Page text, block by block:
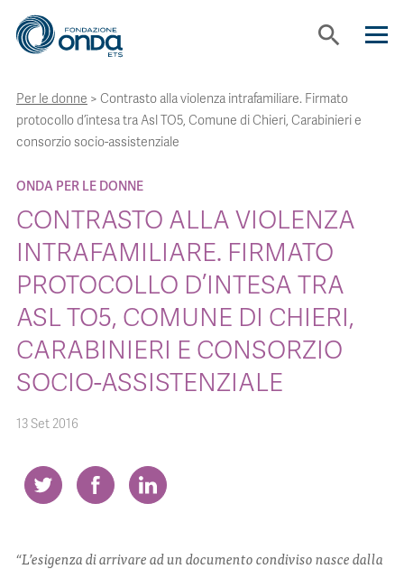
search
CHI SIAMO
STRUMENTI
PROGETTI
BOLLINI
Per le donne > Contrasto alla violenza intrafamiliare. Firmato
protocollo d’intesa tra Asl TO5, Comune di Chieri, Carabinieri e
consorzio socio-assistenziale
ONDA PER LE DONNE
CONTRASTO ALLA VIOLENZA
INTRAFAMILIARE. FIRMATO
PROTOCOLLO D’INTESA TRA
ASL TO5, COMUNE DI CHIERI,
CARABINIERI E CONSORZIO
SOCIO-ASSISTENZIALE
13 Set 2016
“L’esigenza di arrivare ad un documento condiviso nasce dalla